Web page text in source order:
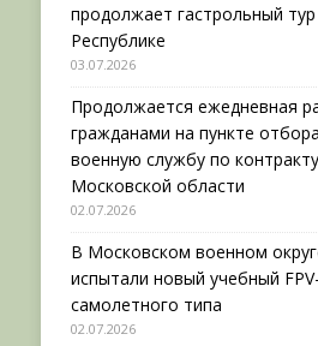
продолжает гастрольный
Республике
03.07.2026
Продолжается ежедневная
гражданами на пункте
военную службу по
Московской области
02.07.2026
В Московском военном
испытали новый учебный
самолетного типа
02.07.2026